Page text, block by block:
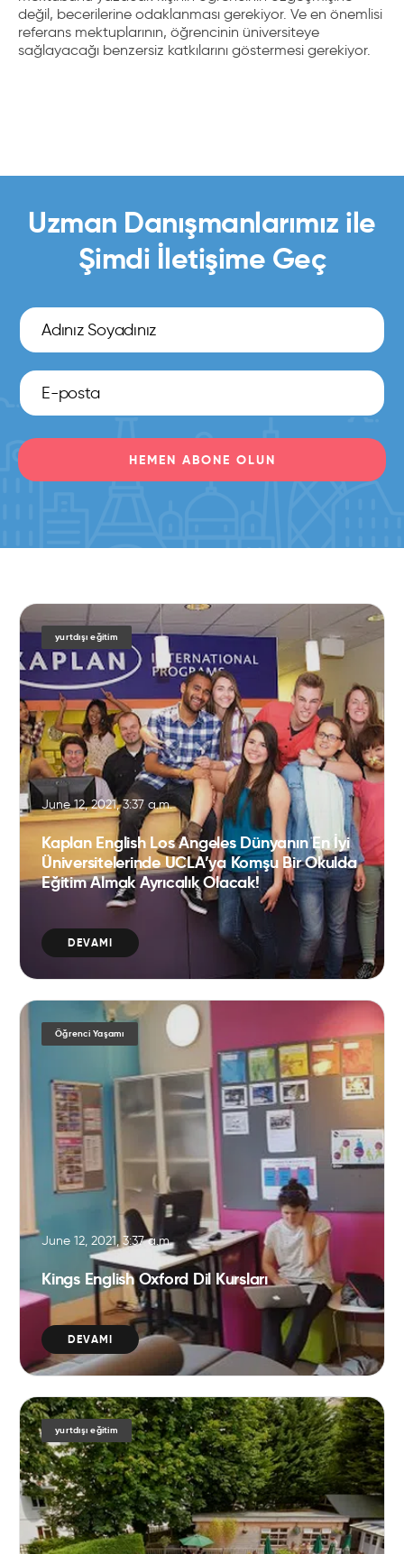
değil, becerilerine odaklanması gerekiyor. Ve en önemlisi
referans mektuplarının, öğrencinin üniversiteye
sağlayacağı benzersiz katkılarını göstermesi gerekiyor.
Uzman Danışmanlarımız ile
Şimdi İletişime Geç
HEMEN ABONE OLUN
yurtdışı eğitim
June 12, 2021, 3:37 a.m.
Kaplan English Los Angeles Dünyanın En İyi
Üniversitelerinde UCLA’ya Komşu Bir Okulda
Eğitim Almak Ayrıcalık Olacak!
DEVAMI
Öğrenci Yaşamı
June 12, 2021, 3:37 a.m.
Kings English Oxford Dil Kursları
DEVAMI
yurtdışı eğitim